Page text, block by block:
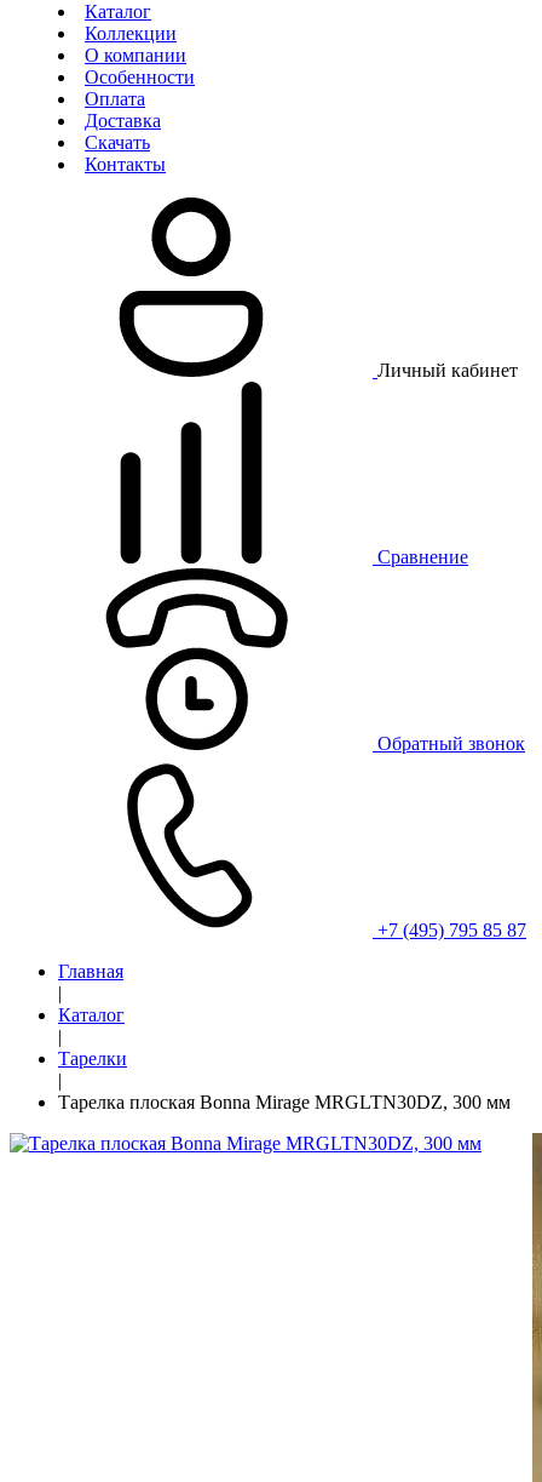
Каталог
Коллекции
О компании
Особенности
Оплата
Доставка
Скачать
Контакты
Личный кабинет
Сравнение
Обратный звонок
+7 (495) 795 85 87
Главная
|
Каталог
|
Тарелки
|
Тарелка плоская Bonna Mirage MRGLTN30DZ, 300 мм